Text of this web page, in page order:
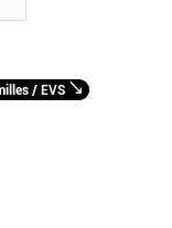
/ EVS